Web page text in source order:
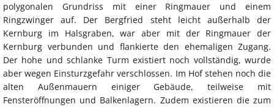
polygonalen Grundriss mit einer Ringmauer und einem
Ringzwinger auf. Der Bergfried steht leicht außerhalb der
Kernburg im Halsgraben, war aber mit der Ringmauer der
Kernburg verbunden und flankierte den ehemaligen Zugang.
Der hohe und schlanke Turm existiert noch vollständig, wurde
aber wegen Einsturzgefahr verschlossen. Im Hof stehen noch die
alten Außenmauern einiger Gebäude, teilweise mit
Fensteröffnungen und Balkenlagern. Zudem existieren die zum